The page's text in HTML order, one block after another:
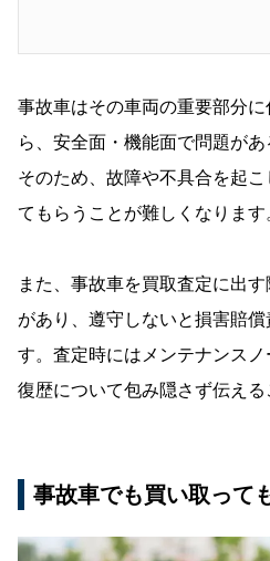
事故車はその車両の重要部分
ら、安全面・機能面で問題があ
そのため、故障や不具合を起
てもらうことが難しくなります
また、事故車を買取査定に出
があり、遵守しないと損害賠
す。査定時にはメンテナンス
復歴について包み隠さず伝える
事故車でも買い取って